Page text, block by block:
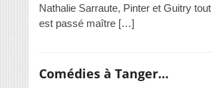
Nathalie Sarraute, Pinter et Guitry
est passé maître […]
Comédies à Tanger…